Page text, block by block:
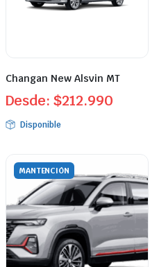
Changan New Alsvin MT
Desde:$212.990
Disponible
MANTENCIÓN